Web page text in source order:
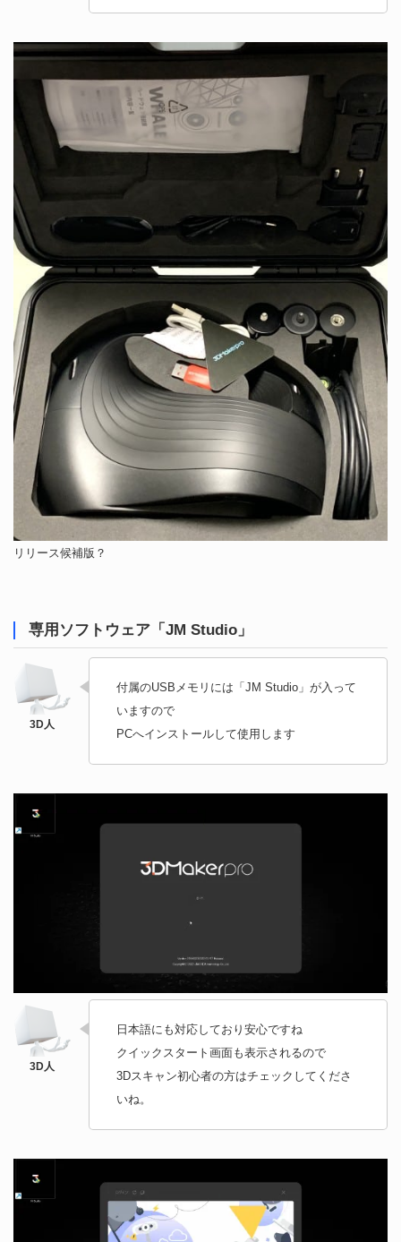
リリース候補版？
専用ソフトウェア「JM Studio」
付属のUSBメモリには「JM Studio」が入って
いますので
PCへインストールして使用します
日本語にも対応しており安心ですね
クイックスタート画面も表示されるので
3Dスキャン初心者の方はチェックしてくださ
いね。